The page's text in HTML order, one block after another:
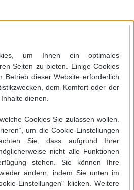
um Ihnen ein optimales
Seiten zu bieten. Einige Cookies
Betrieb dieser Website erforderlich
dem Komfort oder der
dienen.
Cookies Sie zulassen wollen.
um die Cookie-Einstellungen
Sie, dass aufgrund Ihrer
nicht alle Funktionen
stehen. Sie können Ihre
ändern, indem Sie unten im
Einstellungen" klicken. Weitere